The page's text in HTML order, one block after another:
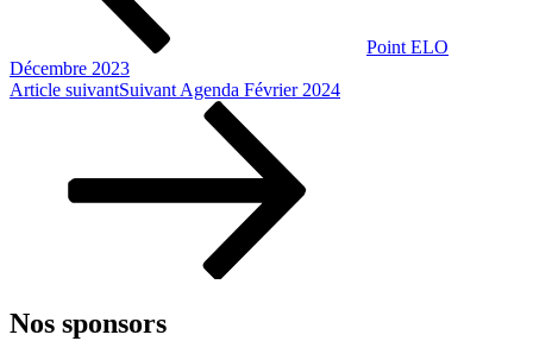
Point ELO
Décembre 2023
Article suivantSuivant Agenda Février 2024
Nos sponsors